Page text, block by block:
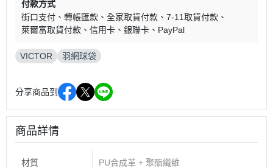
付款方式
街口支付
轉帳匯款 全家取貨付款
7-11取貨付款
萊爾富取貨付款
信用卡 銀聯卡 PayPal
VICTOR 羽網球袋
分享商品到
商品詳情
材質 PU合成革 + 聚酯纖維